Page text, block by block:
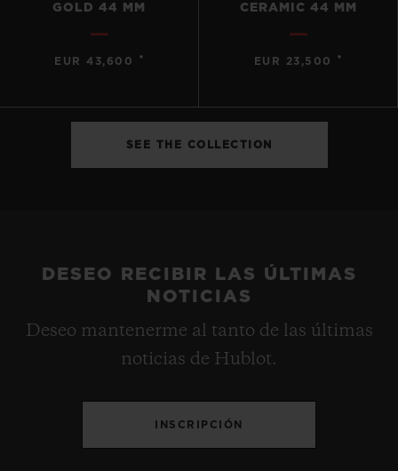
GOLD 44 MM
EUR 43,600 •
CERAMIC 44 MM
EUR 23,500 •
SEE THE COLLECTION
DESEO RECIBIR LAS ÚLTIMAS
NOTICIAS
Deseo mantenerme al tanto de las últimas
noticias de Hublot.
INSCRIPCIÓN